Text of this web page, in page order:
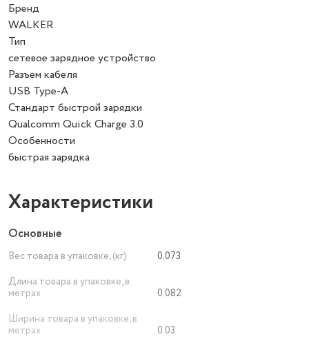
Бренд
WALKER
Тип
сетевое зарядное устройство
Разъем кабеля
USB Type-A
Стандарт быстрой зарядки
Qualcomm Quick Charge 3.0
Особенности
быстрая зарядка
Характеристики
Основные
Вес товара в упаковке, (кг)
0.073
Длина товара в упаковке, в
метрах
0.082
Ширина товара в упаковке, в
метрах
0.03